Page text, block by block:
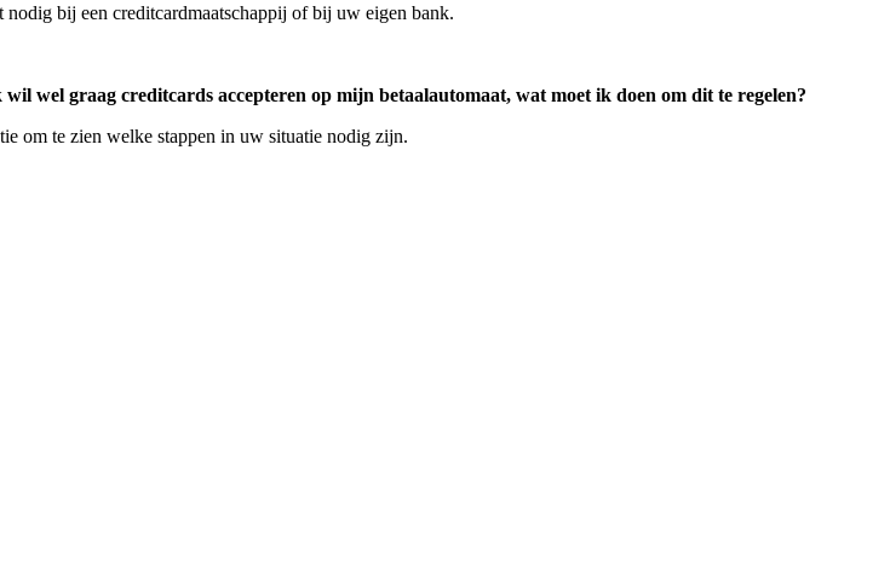
nodig bij een creditcardmaatschappij of bij uw eigen bank.
wel graag creditcards accepteren op mijn betaalautomaat, wat moet ik doen om dit te regelen?
om te zien welke stappen in uw situatie nodig zijn.